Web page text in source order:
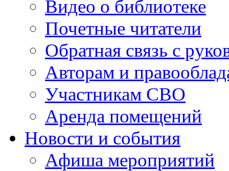
Видео о библиотеке
Почетные читатели
Обратная связь с
Авторам и
Участникам СВО
Аренда помещений
Новости и события
Афиша мероприятий